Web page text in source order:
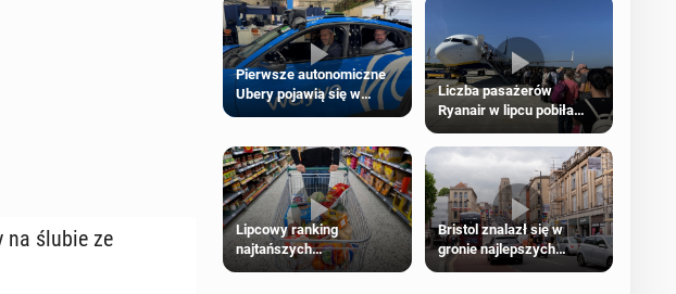
na ślubie ze
Pierwsze autonomiczne
Ubery pojawią się w
Londynie jeszcze tego
Liczba pasażerów
Ryanair w lipcu pobiła
rekord
Lipcowy ranking
najtańszych
supermarketów
Bristol znalazł się w
gronie najlepszych
kierunków podróży na